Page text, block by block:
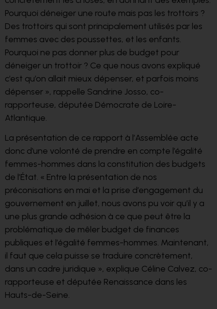
Pourquoi déneiger une route mais pas les trottoirs ?
Des trottoirs qui sont principalement utilisés par les
femmes avec des poussettes, et les enfants.
Pourquoi ne pas donner plus de budget pour
déneiger un trottoir ? Ce que nous avons expliqué
c’est qu’on allait mieux dépenser, et parfois moins
dépenser », rappelle Sandrine Josso, co-
rapporteuse, députée Démocrate de Loire-
Atlantique.
La présentation de ce rapport à l’Assemblée acte
donc d’une volonté de prendre en compte l’égalité
femmes-hommes dans la constitution des budgets
de l’État. « Entre la présentation de nos
préconisations en mai et la prise d’engagement du
gouvernement en juillet, nous avons pu voir qu’il y a
une plus grande adhésion à ce que peut être la
problématique de mêler budget de finances
publiques et l’égalité femmes-hommes. Maintenant,
il faut que cela puisse se traduire concrètement,
dans un cadre juridique », explique Céline Calvez, co-
rapporteuse et députée Renaissance dans les
Hauts-de-Seine.